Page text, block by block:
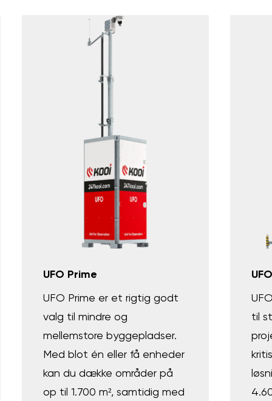
UFO Prime
UFO Prime er et rigtig godt
valg til mindre og
mellemstore byggepladser.
Med blot én eller få enheder
kan du dække områder på
op til 1.700 m², samtidig med
til